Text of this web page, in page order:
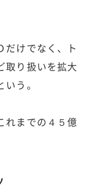
だけでなく、ト
取り扱いを拡大
う。
れまでの４５億